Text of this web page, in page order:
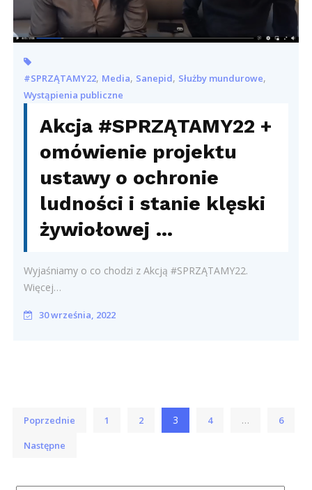
#SPRZĄTAMY22, Media, Sanepid, Służby mundurowe,
Wystąpienia publiczne
Akcja #SPRZĄTAMY22 +
omówienie projektu
ustawy o ochronie
ludności i stanie klęski
żywiołowej …
Wyjaśniamy o co chodzi z Akcją #SPRZĄTAMY22.
Więcej…
30 września, 2022
Stronicowanie
wpisów
Poprzednie 1 2 3 4 …
6
Następne